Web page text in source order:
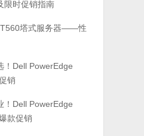
限时促销指南
T560塔式服务器——性
！Dell PowerEdge
销
！Dell PowerEdge
款促销